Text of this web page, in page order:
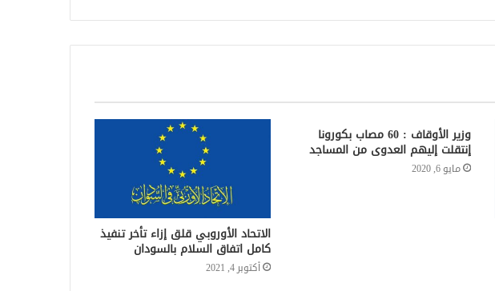
وزير الأوقاف : 60 مصاب بكورونا
إنتقلت إليهم العدوى من المساجد
مايو 6, 2020
الاتحاد الأوروبي قلق إزاء تأخر تنفيذ
كامل اتفاق السلام بالسودان
أكتوبر 4, 2021